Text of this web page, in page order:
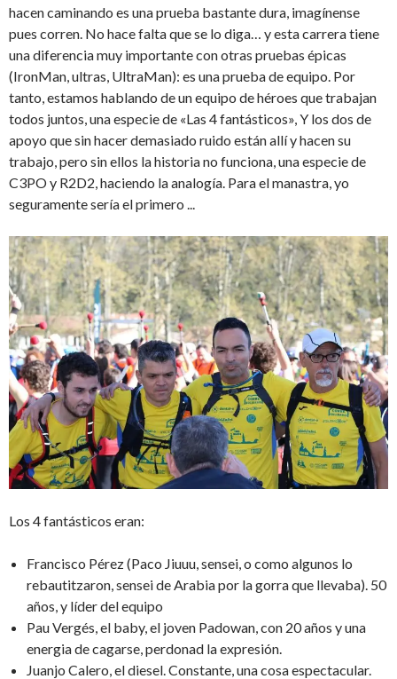
hacen caminando es una prueba bastante dura, imagínense
pues corren. No hace falta que se lo diga… y esta carrera tiene
una diferencia muy importante con otras pruebas épicas
(IronMan, ultras, UltraMan): es una prueba de equipo. Por
tanto, estamos hablando de un equipo de héroes que trabajan
todos juntos, una especie de «Las 4 fantásticos», Y los dos de
apoyo que sin hacer demasiado ruido están allí y hacen su
trabajo, pero sin ellos la historia no funciona, una especie de
C3PO y R2D2, haciendo la analogía. Para el manastra, yo
seguramente sería el primero ...
Los 4 fantásticos eran:
Francisco Pérez (Paco Jiuuu, sensei, o como algunos lo
rebautitzaron, sensei de Arabia por la gorra que llevaba). 50
años, y líder del equipo
Pau Vergés, el baby, el joven Padowan, con 20 años y una
energia de cagarse, perdonad la expresión.
Juanjo Calero, el diesel. Constante, una cosa espectacular.